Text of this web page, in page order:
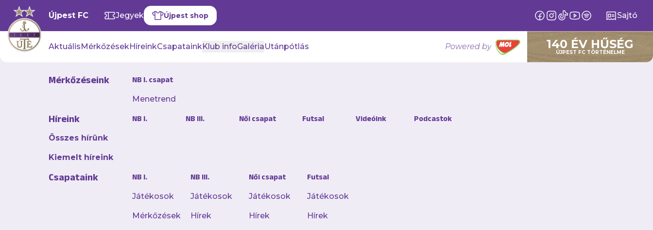
Újpest FC Jegyek Újpest shop Sajtó
AktuálisMérkőzésekHíreinkCsapatainkKlub infoGalériaUtánpótlás Powered by 140 ÉV HŰSÉG
ÚJPEST FC TÖRTÉNELME
Mérkőzéseink NB I. csapat
Menetrend
Híreink
Összes hírünk
Kiemelt híreink
NB I. NB III. Női csapat Futsal Videóink Podcastok
Csapataink NB I.
Játékosok
Mérkőzések
NB III.
Játékosok
Hírek
Női csapat
Játékosok
Hírek
Futsal
Játékosok
Hírek
Balatonbogláron zárja nyári programját az
Újpest FC Öregfiúk
ellen.